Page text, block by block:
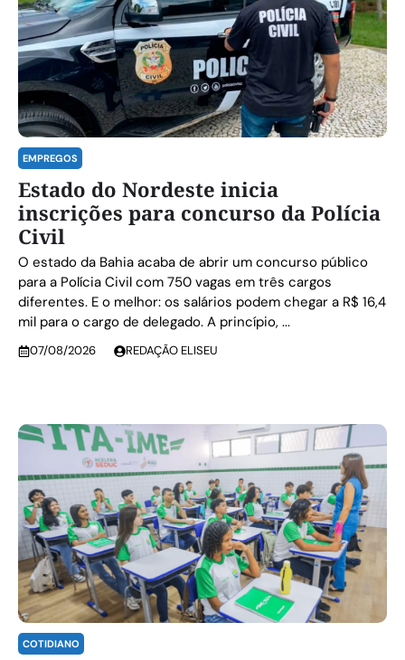
EMPREGOS
Estado do Nordeste inicia
inscrições para concurso da Polícia
Civil
O estado da Bahia acaba de abrir um concurso público
para a Polícia Civil com 750 vagas em três cargos
diferentes. E o melhor: os salários podem chegar a R$ 16,4
mil para o cargo de delegado. A princípio, ...
07/08/2026 REDAÇÃO ELISEU
COTIDIANO